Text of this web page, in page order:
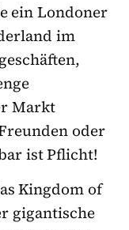
ein Londoner
im
Markt
oder
ist Pflicht!
Kingdom of
gigantische